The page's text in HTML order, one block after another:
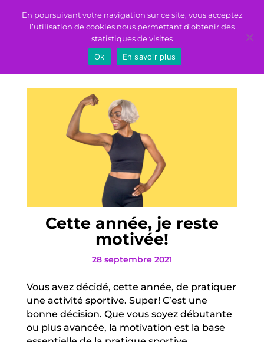
Cette année, je reste
motivée!
28 septembre 2021
Vous avez décidé, cette année, de pratiquer
une activité sportive. Super! C’est une
bonne décision. Que vous soyez débutante
ou plus avancée, la motivation est la base
En poursuivant votre navigation sur ce site, vous acceptez
l’utilisation de cookies nous permettant d'obtenir des
statistiques de visites
Ok
En savoir plus